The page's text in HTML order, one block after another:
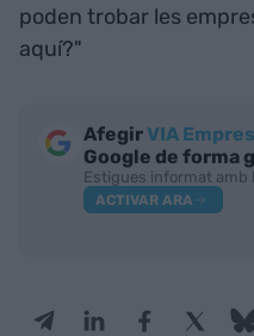
poden trobar les
aquí?"
AfegirVIA
Google de forma
Estigues informat
ACTIVAR ARA